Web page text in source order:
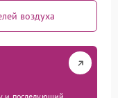
воздуха